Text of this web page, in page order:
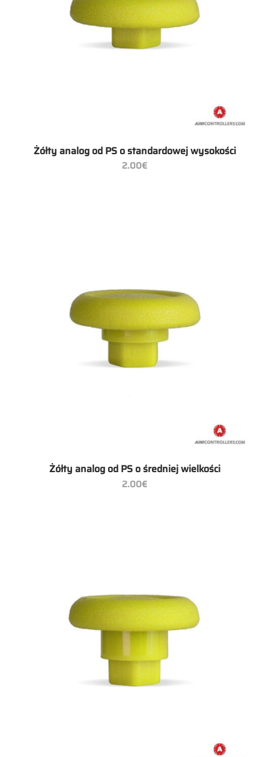
Żółty analog od PS o standardowej wysokości
2.00€
Żółty analog od PS o średniej wielkości
2.00€